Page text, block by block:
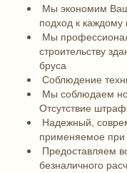
Мы экономим
подход к каждому
Мы
строительству
бруса
Соблюдение
Мы соблюдаем
Отсутствие
Надежный,
применяемое при
Предоставляем
безналичного